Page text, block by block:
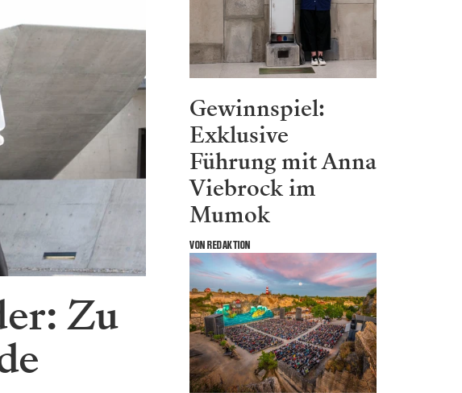
Zu
Gewinnspiel:
Exklusive
Führung mit Anna
Viebrock im
Mumok
VON REDAKTION